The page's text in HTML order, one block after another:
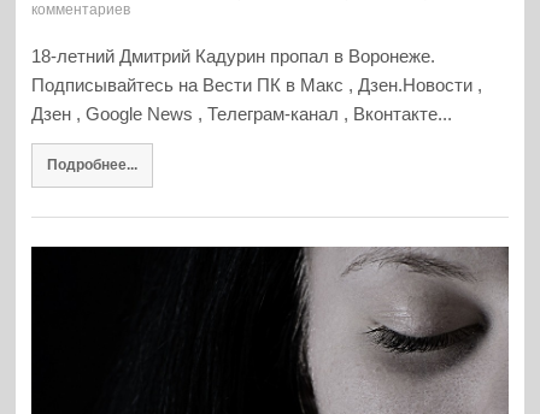
комментариев
18-летний Дмитрий Кадурин пропал в Воронеже.
Подписывайтесь на Вести ПК в Макс , Дзен.Новости ,
Дзен , Google News , Телеграм-канал , Вконтакте...
Подробнее...